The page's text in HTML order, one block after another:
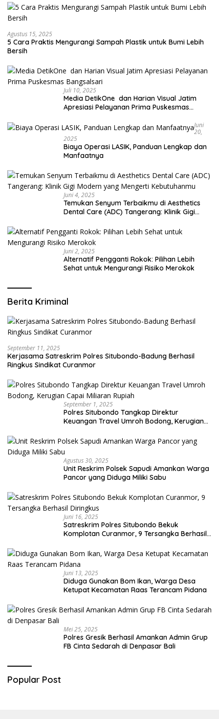
Agustus 15, 2025
5 Cara Praktis Mengurangi Sampah Plastik untuk Bumi Lebih
Bersih
Juli 10, 2025
Media DetikOne dan Harian Visual Jatim
Apresiasi Pelayanan Prima Puskesmas
Juni
20,
2025
Biaya Operasi LASIK, Panduan Lengkap dan
Manfaatnya
Juni 4, 2025
Temukan Senyum Terbaikmu di Aesthetics
Dental Care (ADC) Tangerang: Klinik Gigi
Juni 2, 2025
Alternatif Pengganti Rokok: Pilihan Lebih
Sehat untuk Mengurangi Risiko Merokok
Berita Kriminal
September 11, 2025
Kerjasama Satreskrim Polres Situbondo-Badung Berhasil
Ringkus Sindikat Curanmor
September 1, 2025
Polres Situbondo Tangkap Direktur
Keuangan Travel Umroh Bodong, Kerugian
Agustus 30, 2025
Unit Reskrim Polsek Sapudi Amankan Warga
Pancor yang Diduga Miliki Sabu
Juni 16, 2025
Satreskrim Polres Situbondo Bekuk
Komplotan Curanmor, 9 Tersangka Berhasil
Juni 13, 2025
Diduga Gunakan Bom Ikan, Warga Desa
Ketupat Kecamatan Raas Terancam Pidana
Mei 25, 2025
Polres Gresik Berhasil Amankan Admin Grup
FB Cinta Sedarah di Denpasar Bali
Popular Post